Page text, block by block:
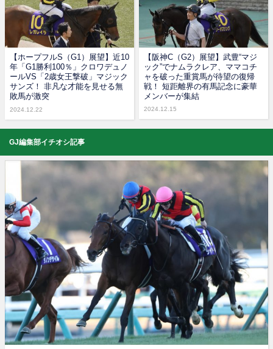
【ホープフルS（G1）展望】近10
年「G1勝利100％」クロワデュノ
ールVS「2歳女王撃破」マジック
サンズ！ 非凡な才能を見せる無
敗馬が激突
2024.12.22
【阪神C（G2）展望】武豊“マジ
ック”でナムラクレア、ママコチ
ャを破った重賞馬が待望の復帰
戦！ 短距離界の有馬記念に豪華
メンバーが集結
2024.12.15
GJ編集部イチオシ記事